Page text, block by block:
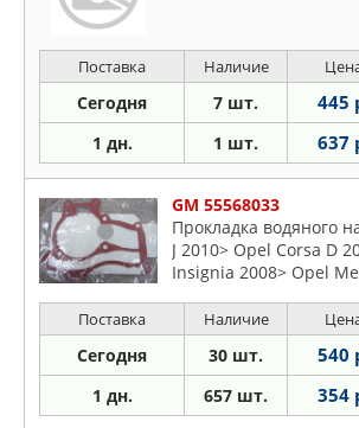
Поставка Наличие
Сегодня 7 шт. 445
1 дн. 1 шт. 637
GM 55568033
Прокладка водяного
J 2010> Opel Corsa D
Insignia 2008> Opel
Поставка Наличие
Сегодня 30 шт. 540
1 дн. 657 шт. 354